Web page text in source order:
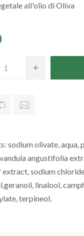
all'olio di Oliva
sodium olivate, aqua,
angustifolia
extract, sodium
linalool,
terpineol.